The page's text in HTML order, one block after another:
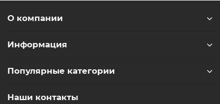
О компании
Информация
Популярные категории
Наши контакты